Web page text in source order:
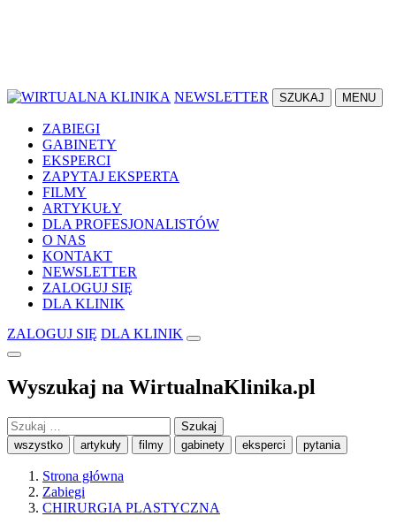
NEWSLETTER SZUKAJ MENU
ZABIEGI
GABINETY
EKSPERCI
ZAPYTAJ EKSPERTA
FILMY
ARTYKUŁY
DLA PROFESJONALISTÓW
O NAS
KONTAKT
NEWSLETTER
ZALOGUJ SIĘ
DLA KLINIK
ZALOGUJ SIĘ DLA KLINIK
Wyszukaj na WirtualnaKlinika.pl
Szukaj:
wszystko artykuły filmy gabinety eksperci pytania
Strona główna
Zabiegi
CHIRURGIA PLASTYCZNA